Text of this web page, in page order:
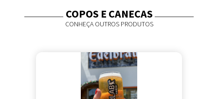
COPOS E CANECAS
CONHEÇA OUTROS PRODUTOS